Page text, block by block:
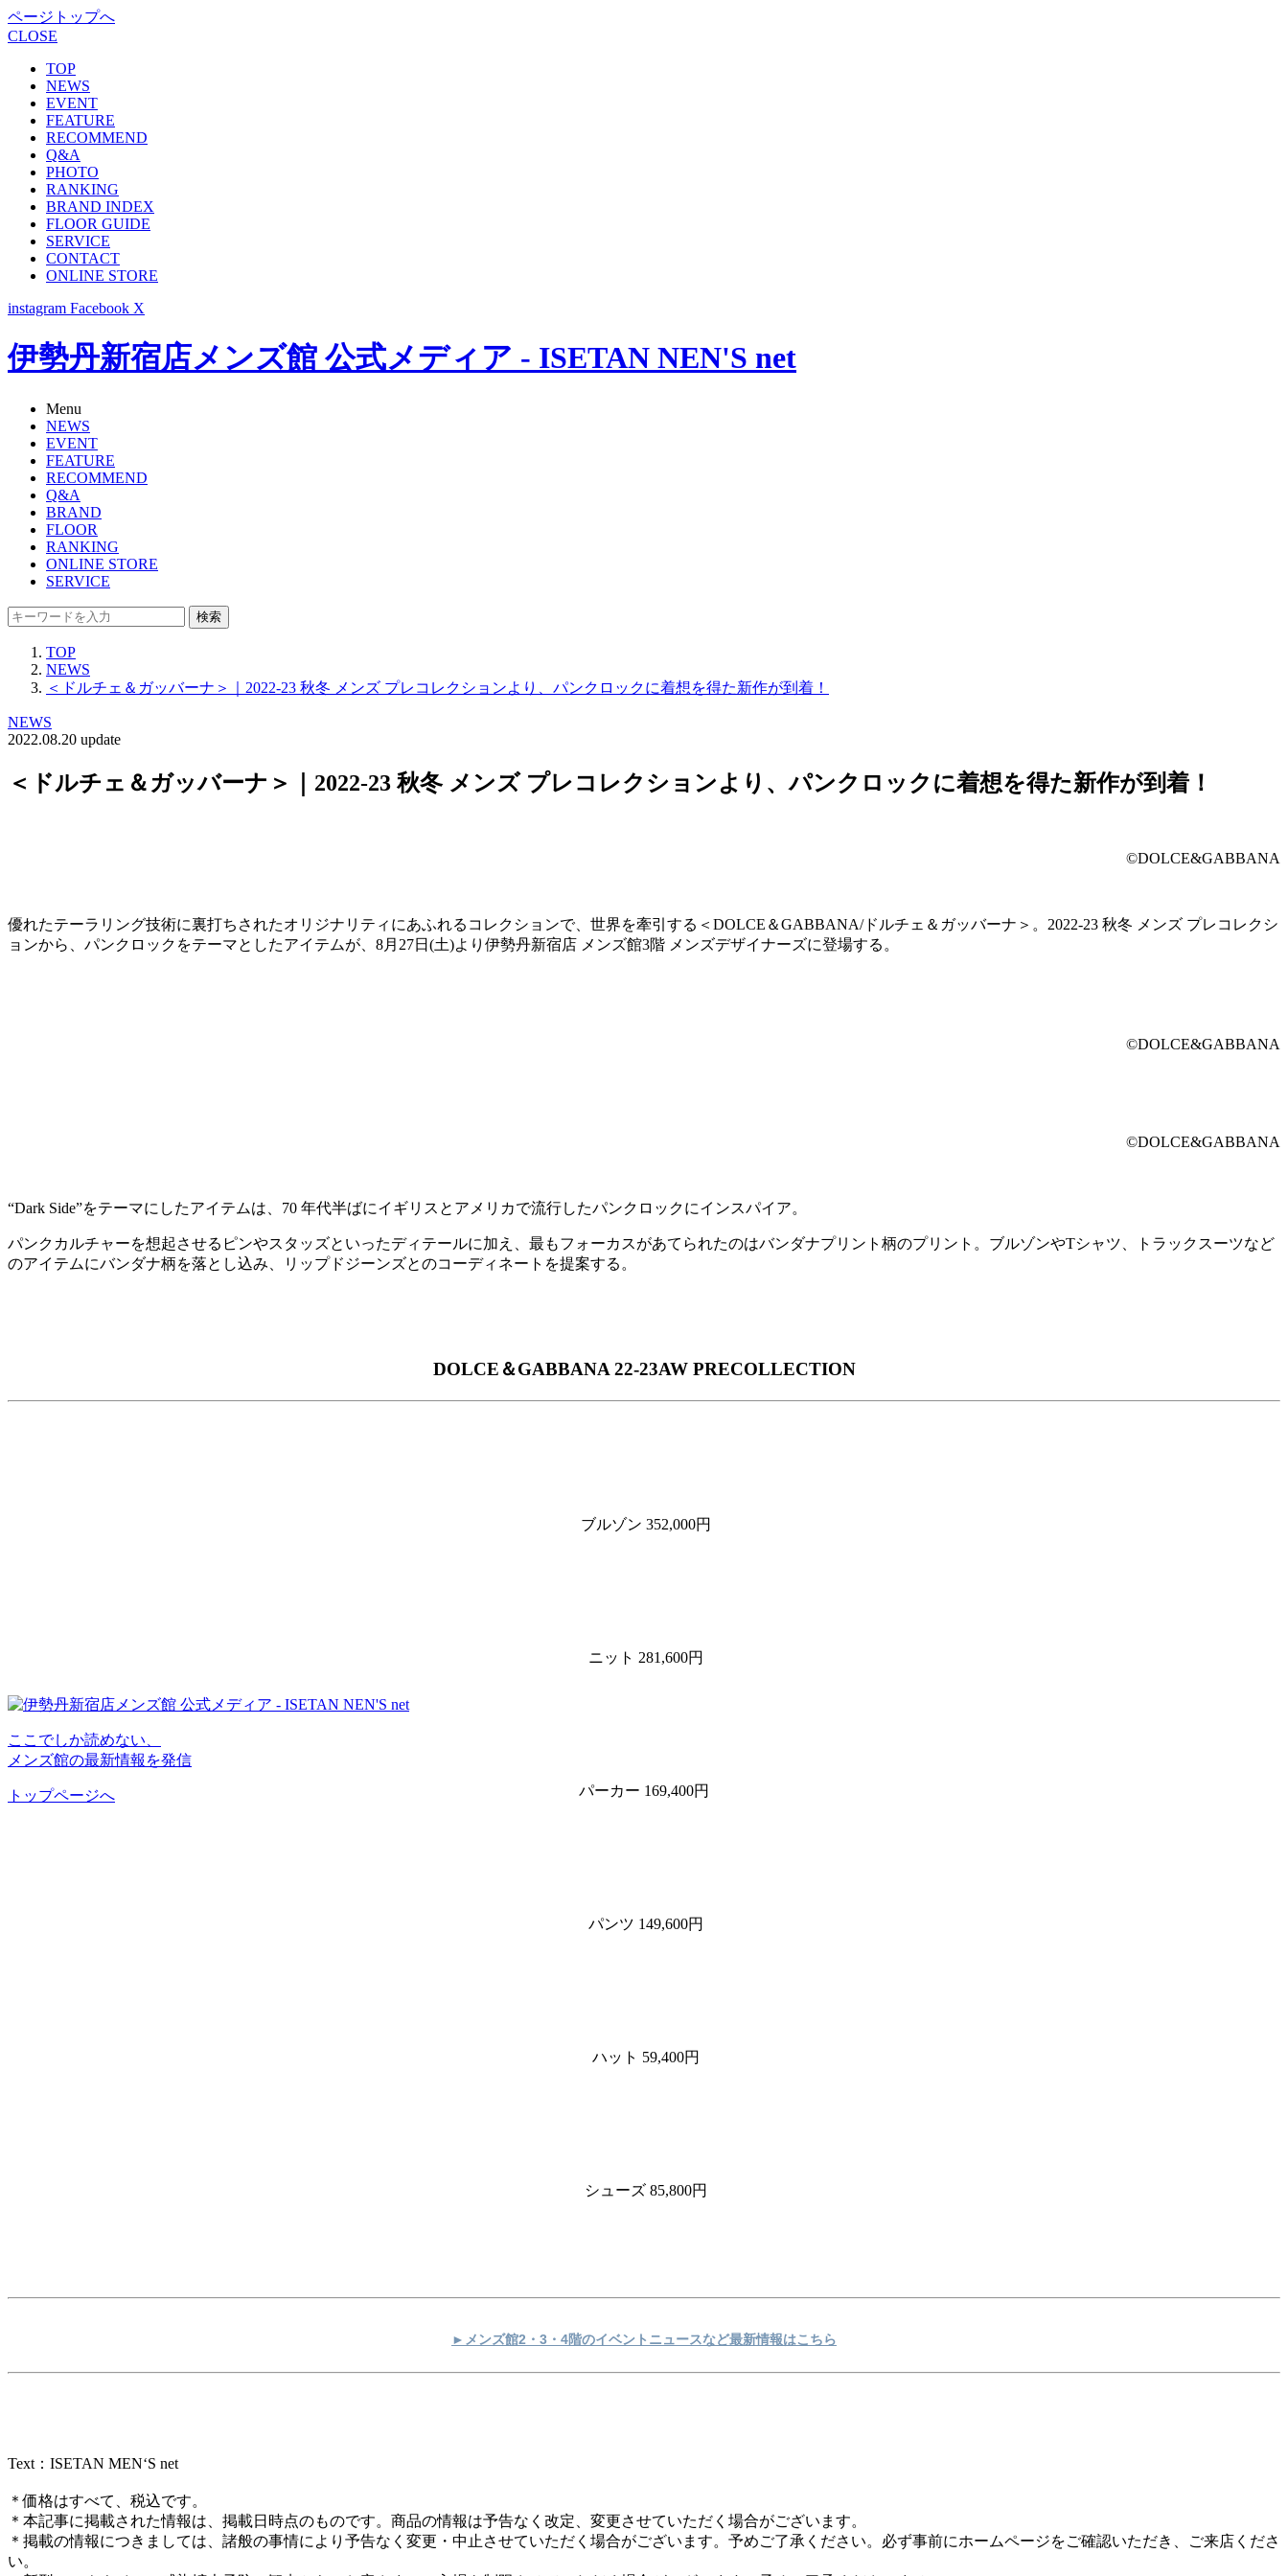
ページトップへ
CLOSE
TOP
NEWS
EVENT
FEATURE
RECOMMEND
Q&A
PHOTO
RANKING
BRAND INDEX
FLOOR GUIDE
SERVICE
CONTACT
ONLINE STORE
instagram Facebook X
伊勢丹新宿店メンズ館 公式メディア - ISETAN NEN'S net
Menu
NEWS
EVENT
FEATURE
RECOMMEND
Q&A
BRAND
FLOOR
RANKING
ONLINE STORE
SERVICE
検索
TOP
NEWS
＜ドルチェ＆ガッバーナ＞｜2022-23 秋冬 メンズ プレコレクションより、パンクロックに着想を得た新作が到着！
NEWS
2022.08.20 update
＜ドルチェ＆ガッバーナ＞｜2022-23 秋冬 メンズ プレコレクションより、パンクロックに着想を得た新作が到着！
©DOLCE&GABBANA
優れたテーラリング技術に裏打ちされたオリジナリティにあふれるコレクションで、世界を牽引する＜DOLCE＆GABBANA/ドルチェ＆ガッバーナ＞。2022-23 秋冬 メンズ プレコレクシ
ョンから、パンクロックをテーマとしたアイテムが、8月27日(土)より伊勢丹新宿店 メンズ館3階 メンズデザイナーズに登場する。
©DOLCE&GABBANA
©DOLCE&GABBANA
“Dark Side”をテーマにしたアイテムは、70 年代半ばにイギリスとアメリカで流行したパンクロックにインスパイア。
パンクカルチャーを想起させるピンやスタッズといったディテールに加え、最もフォーカスがあてられたのはバンダナプリント柄のプリント。ブルゾンやTシャツ、トラックスーツなど
のアイテムにバンダナ柄を落とし込み、リップドジーンズとのコーディネートを提案する。
DOLCE＆GABBANA 22-23AW PRECOLLECTION
ブルゾン 352,000円
ニット 281,600円
パーカー 169,400円
パンツ 149,600円
ハット 59,400円
シューズ 85,800円
►メンズ館2・3・4階のイベントニュースなど最新情報はこちら
Text：ISETAN MEN‘S net
＊価格はすべて、税込です。
＊本記事に掲載された情報は、掲載日時点のものです。商品の情報は予告なく改定、変更させていただく場合がございます。
＊掲載の情報につきましては、諸般の事情により予告なく変更・中止させていただく場合がございます。予めご了承ください。必ず事前にホームページをご確認いただき、ご来店くださ
い。
ここでしか読めない、
メンズ館の最新情報を発信
トップページへ